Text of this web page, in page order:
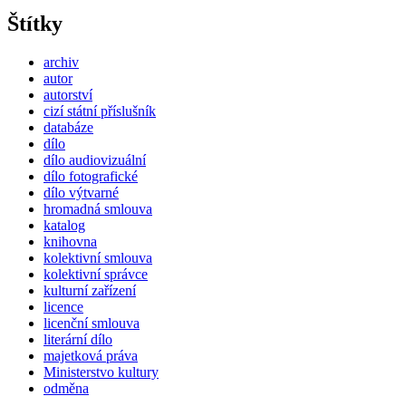
Štítky
archiv
autor
autorství
cizí státní příslušník
databáze
dílo
dílo audiovizuální
dílo fotografické
dílo výtvarné
hromadná smlouva
katalog
knihovna
kolektivní smlouva
kolektivní správce
kulturní zařízení
licence
licenční smlouva
literární dílo
majetková práva
Ministerstvo kultury
odměna